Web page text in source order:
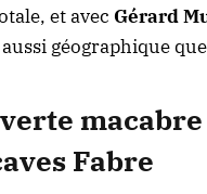
et avec Gérard
géographique
Fabre